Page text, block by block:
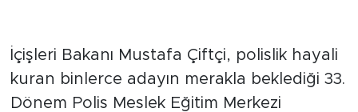
İçişleri Bakanı Mustafa Çiftçi, polislik hayali
kuran binlerce adayın merakla beklediği 33.
Dönem Polis Meslek Eğitim Merkezi